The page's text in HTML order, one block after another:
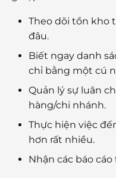
Theo dõi tồn kho
đâu.
Biết ngay danh
chỉ bằng một cú
Quản lý sự luân
hàng/chi nhánh.
Thực hiện việc
hơn rất nhiều.
Nhận các báo